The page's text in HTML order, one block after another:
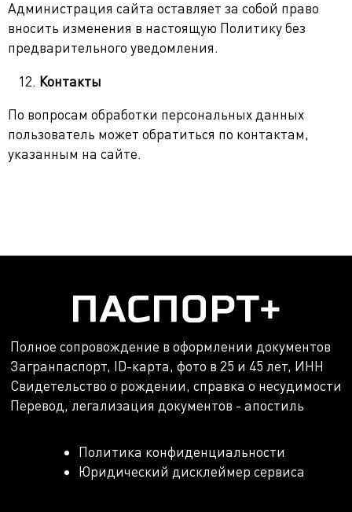
Администрация сайта оставляет за собой право
вносить изменения в настоящую Политику без
предварительного уведомления.
Контакты
По вопросам обработки персональных данных
пользователь может обратиться по контактам,
указанным на сайте.
Полное сопровождение в оформлении документов
Загранпаспорт, ID-карта, фото в 25 и 45 лет, ИНН
Свидетельство о рождении, справка о несудимости
Перевод, легализация документов - апостиль
Политика конфиденциальности
Юридический дисклеймер сервиса